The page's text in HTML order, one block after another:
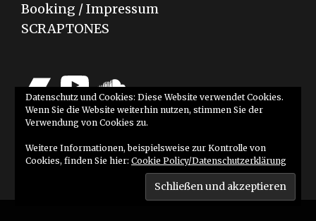
Booking / Impressum
SCRAPTONES
Bandcamp
YouTube
• Powered byWPKoi
Datenschutz und Cookies: Diese Website verwendet Cookies.
Wenn Sie die Website weiterhin nutzen, stimmen Sie der
Verwendung von Cookies zu.
Weitere Informationen, beispielsweise zur Kontrolle von
Cookies, finden Sie hier: Cookie Policy/Datenschutzerklärung